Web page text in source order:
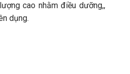
cao nhằm điều dưỡng,,
dụng.